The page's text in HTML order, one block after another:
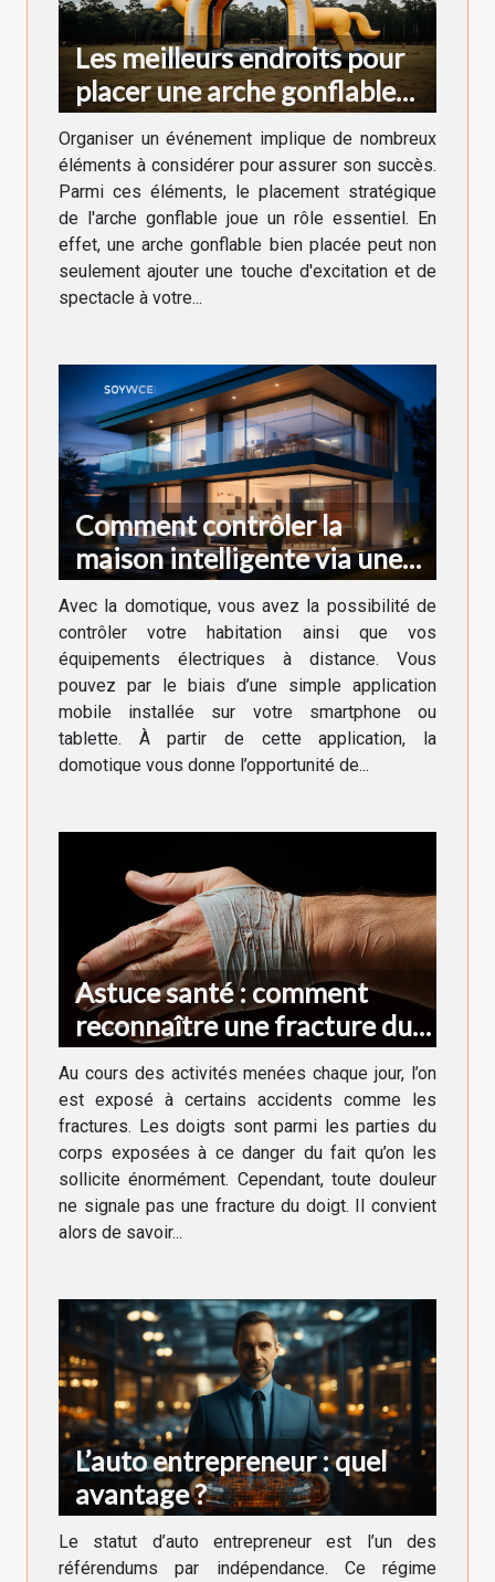
Les meilleurs endroits pour
placer une arche gonflable
lors d'un événement
Organiser un événement implique de nombreux
éléments à considérer pour assurer son succès.
Parmi ces éléments, le placement stratégique
de l'arche gonflable joue un rôle essentiel. En
effet, une arche gonflable bien placée peut non
seulement ajouter une touche d'excitation et de
spectacle à votre...
Comment contrôler la
maison intelligente via une
application ?
Avec la domotique, vous avez la possibilité de
contrôler votre habitation ainsi que vos
équipements électriques à distance. Vous
pouvez par le biais d’une simple application
mobile installée sur votre smartphone ou
tablette. À partir de cette application, la
domotique vous donne l’opportunité de...
Astuce santé : comment
reconnaître une fracture du
doigt ?
Au cours des activités menées chaque jour, l’on
est exposé à certains accidents comme les
fractures. Les doigts sont parmi les parties du
corps exposées à ce danger du fait qu’on les
sollicite énormément. Cependant, toute douleur
ne signale pas une fracture du doigt. Il convient
alors de savoir...
L’auto entrepreneur : quel
avantage ?
Le statut d’auto entrepreneur est l’un des
référendums par indépendance. Ce régime